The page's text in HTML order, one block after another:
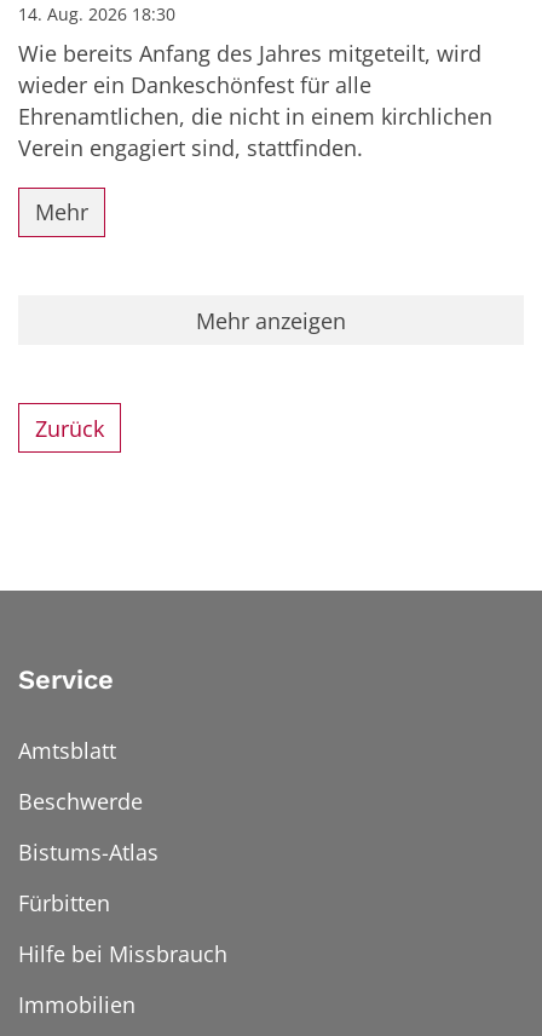
14. Aug. 2026 18:30
Wie bereits Anfang des Jahres mitgeteilt, wird
wieder ein Dankeschönfest für alle
Ehrenamtlichen, die nicht in einem kirchlichen
Verein engagiert sind, stattfinden.
Mehr
Mehr anzeigen
Zurück
Service
Amtsblatt
Beschwerde
Bistums-Atlas
Fürbitten
Hilfe bei Missbrauch
Immobilien